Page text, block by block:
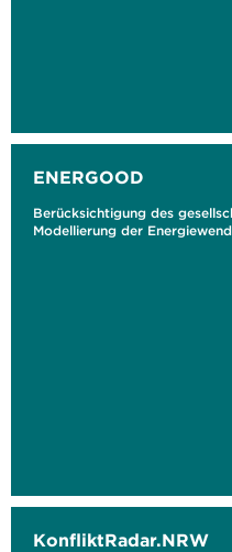
ENERGOOD
Berücksichtigung des
Modellierung der
KonfliktRadar.NRW